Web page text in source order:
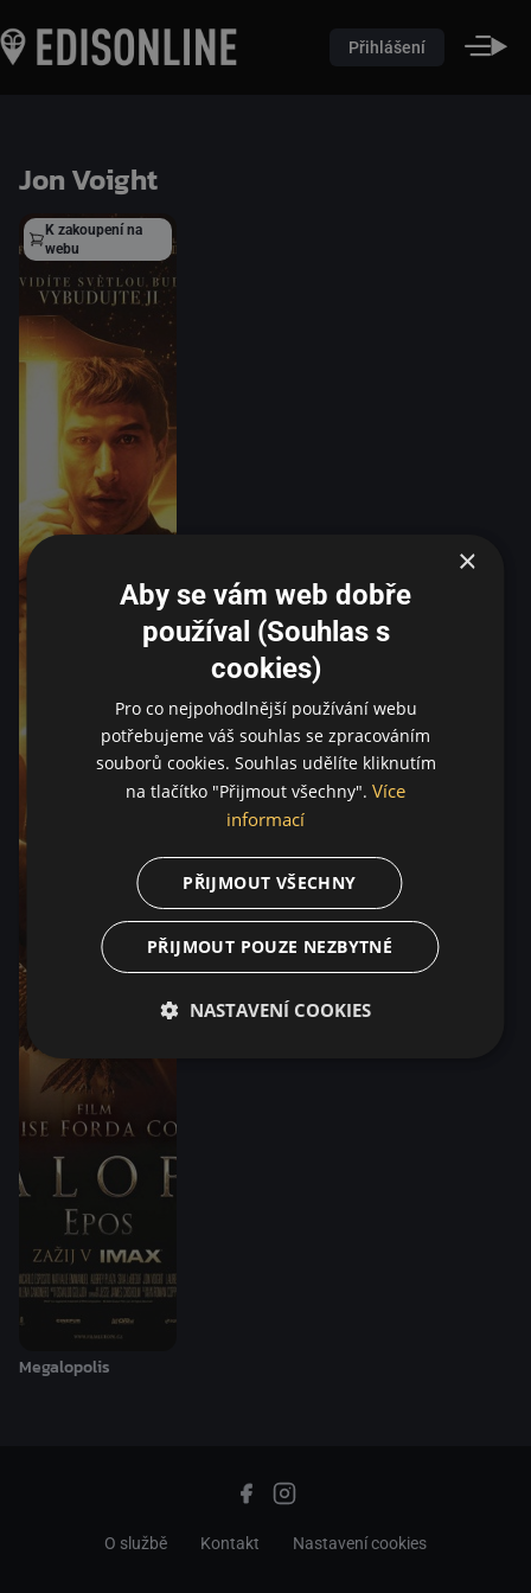
Přihlášení
Jon Voight
K zakoupení na
webu
Megalopolis
O službě Kontakt Nastavení cookies
×
Aby se vám web dobře
používal (Souhlas s
cookies)
Pro co nejpohodlnější používání webu
potřebujeme váš souhlas se zpracováním
souborů cookies. Souhlas udělíte kliknutím
na tlačítko "Přijmout všechny". Více
informací
PŘIJMOUT VŠECHNY
PŘIJMOUT POUZE NEZBYTNÉ
NASTAVENÍ COOKIES